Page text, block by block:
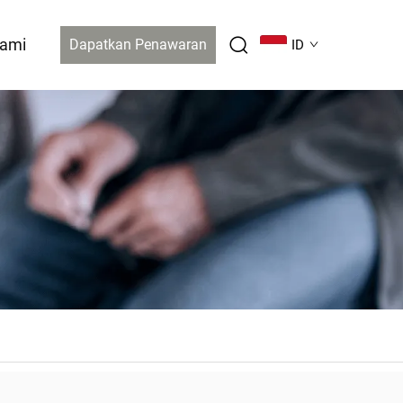
Dapatkan Penawaran ID